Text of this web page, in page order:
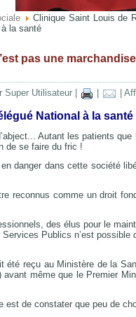
Clinique Saint Louis de
la santé
pas une
Super Utilisateur |
National à la santé
Autant les patients
de se faire du fric !
danger dans cette société
reconnus comme un droit
des élus pour le
Publics n’est possible
été reçu au Ministère de la
même que le Premier
est de constater que peu de